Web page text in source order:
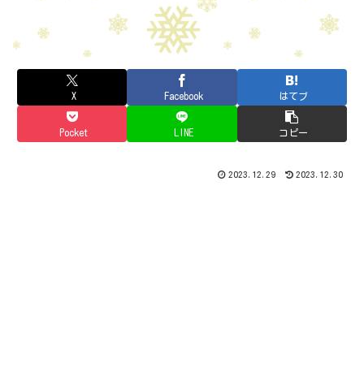
X Facebook はてブ
Pocket LINE コピー
2023.12.29 2023.12.30